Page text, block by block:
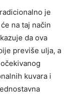
je
na taj način
da ova
previše ulja, a
kuvara i